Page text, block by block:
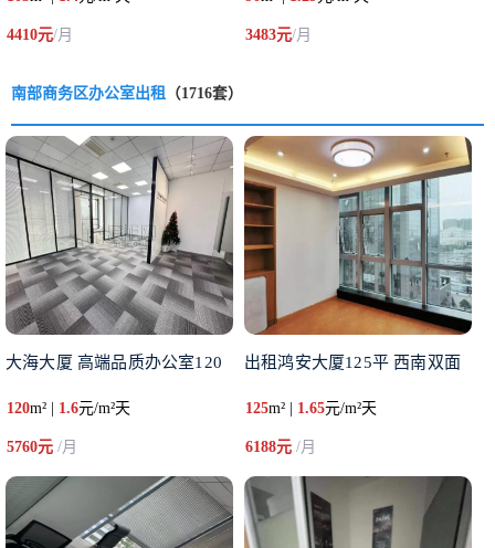
4410元/月 3483元/月
南部商务区办公室出租 （1716套）
大海大厦 高端品质办公室120
120m² | 1.6元/m²天
5760元 /月
出租鸿安大厦125平 西南双面
125m² | 1.65元/m²天
6188元/月